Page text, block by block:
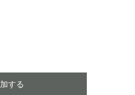
する